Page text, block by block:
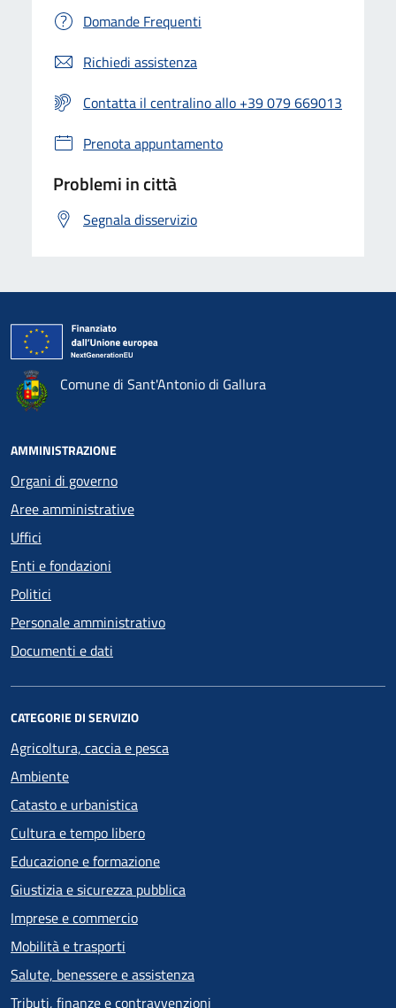
Domande Frequenti
Richiedi assistenza
Contatta il centralino allo +39 079 669013
Prenota appuntamento
Problemi in città
Segnala disservizio
Comune di Sant'Antonio di Gallura
AMMINISTRAZIONE
Organi di governo
Aree amministrative
Uffici
Enti e fondazioni
Politici
Personale amministrativo
Documenti e dati
CATEGORIE DI SERVIZIO
Agricoltura, caccia e pesca
Ambiente
Catasto e urbanistica
Cultura e tempo libero
Educazione e formazione
Giustizia e sicurezza pubblica
Imprese e commercio
Mobilità e trasporti
Salute, benessere e assistenza
Tributi, finanze e contravvenzioni